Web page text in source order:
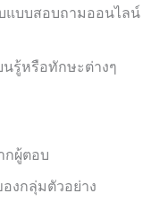
แบบสอบถามออนไลน์
นรู้หรือทักษะต่างๆ
กผู้ตอบ
งกลุ่มตัวอย่าง